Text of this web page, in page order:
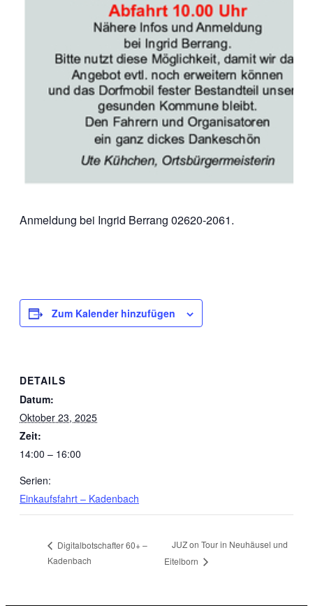
Anmeldung bei Ingrid Berrang 02620-2061.
Zum Kalender hinzufügen
DETAILS
Datum:
Oktober 23, 2025
Zeit:
14:00 – 16:00
Serien:
Einkaufsfahrt – Kadenbach
Digitalbotschafter 60+ –
Kadenbach
JUZ on Tour in Neuhäusel und
Eitelborn